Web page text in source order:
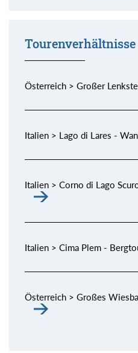
Tourenverhältnisse
Österreich > Großer
Italien > Lago di Lares -
Italien > Corno di Lago
Italien > Cima Plem -
Österreich > Großes